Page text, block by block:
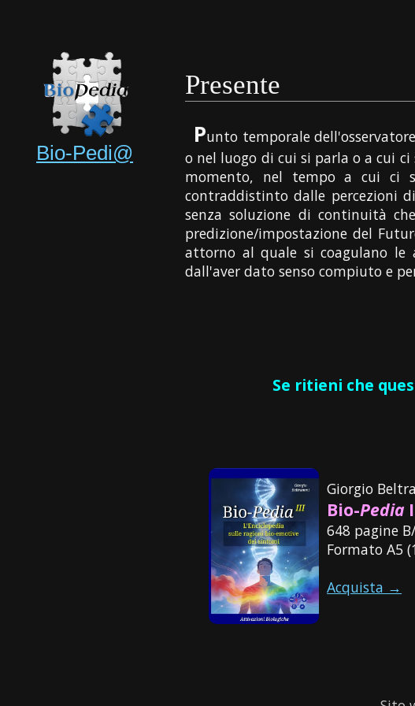
Bio-Pedi@
Presente
Punto temporale
o nel luogo di cui si parla o a cui
momento, nel tempo a cui ci
contraddistinto dalle percezioni
senza soluzione di continuità
predizione/impostazione del
attorno al quale si coagulano le
dall'aver dato senso compiuto e
Se ritieni che
Giorgio
Bio-Pedia
648 pagine
Formato A5
Acquista →